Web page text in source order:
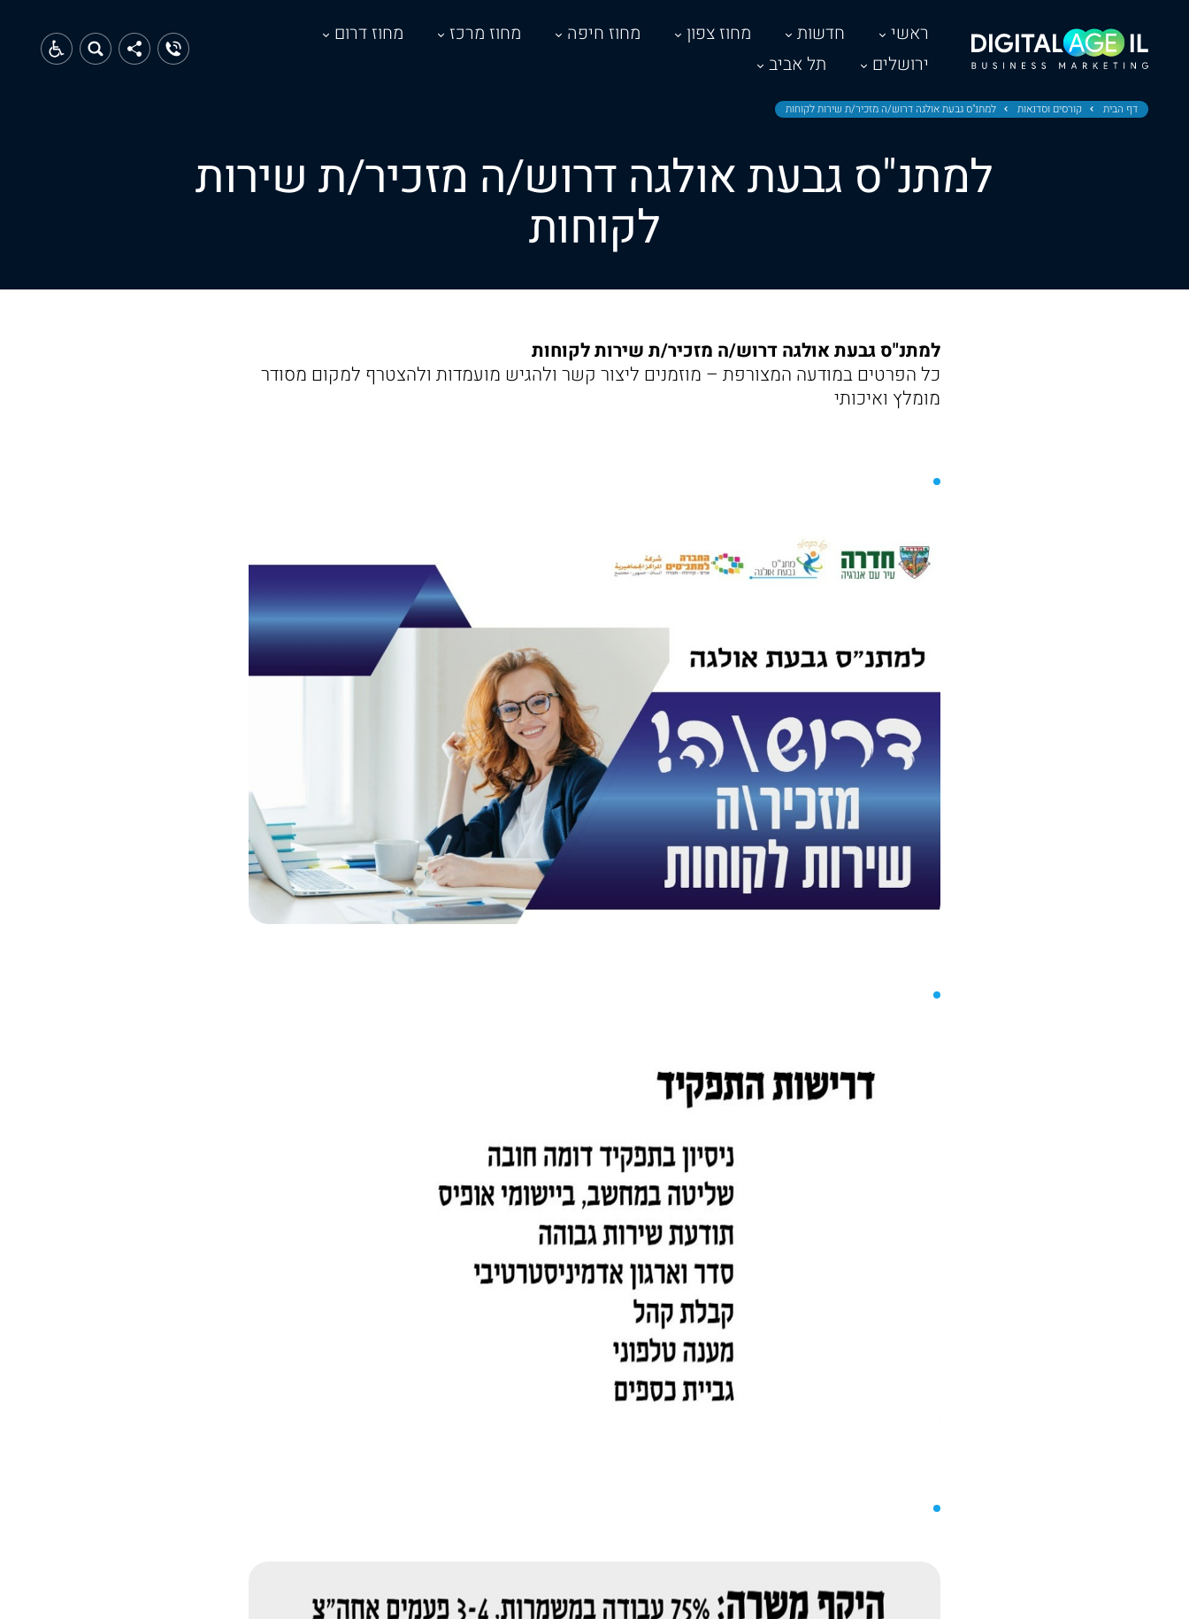
ראשי חדשות מחוז צפון מחוז חיפה מחוז מרכז
מחוז דרום
ירושלים
תל אביב
דף הבית קורסים וסדנאות למתנ"ס גבעת אולגה דרוש/ה מזכיר/ת שירות לקוחות
למתנ"ס גבעת אולגה דרוש/ה מזכיר/ת שירות
לקוחות
למתנ"ס גבעת אולגה דרוש/ה מזכיר/ת שירות לקוחות
כל הפרטים במודעה המצורפת – מוזמנים ליצור קשר ולהגיש מועמדות ולהצטרף למקום מסודר
מומלץ ואיכותי